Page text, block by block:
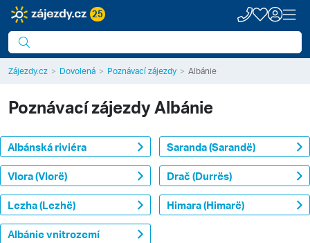
25
Zájezdy.cz Dovolená Poznávací zájezdy Albánie
Poznávací zájezdyAlbánie
Albánská riviéra Saranda (Sarandë)
Vlora (Vlorë) Drač (Durrës)
Lezha (Lezhë) Himara (Himarë)
Albánie vnitrozemí